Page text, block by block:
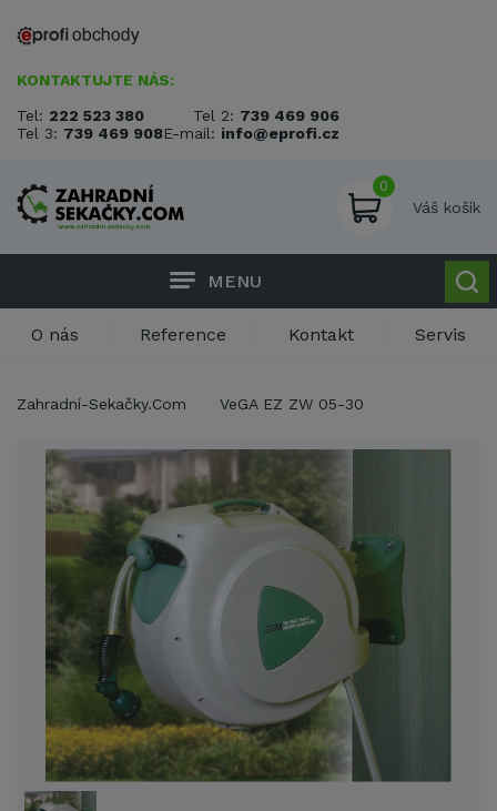
KONTAKTUJTE NÁS:
Tel: 222 523 380 Tel 2: 739 469 906
Tel 3: 739 469 908E-mail: info@eprofi.cz
0
Váš košík
MENU
O nás Reference Kontakt Servis
Zahradní-Sekačky.Com VeGA EZ ZW 05-30